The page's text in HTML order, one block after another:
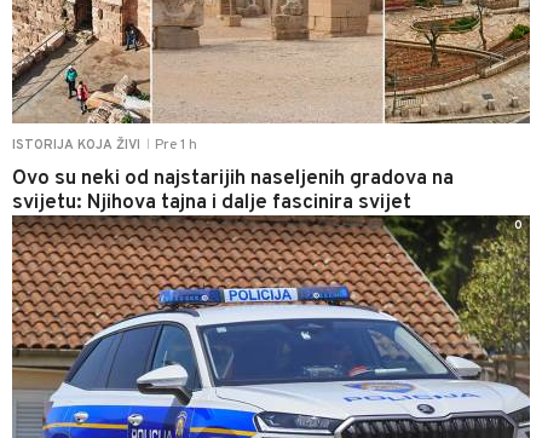
ISTORIJA KOJA ŽIVI Pre 1 h
Ovo su neki od najstarijih naseljenih gradova na
svijetu: Njihova tajna i dalje fascinira svijet
0